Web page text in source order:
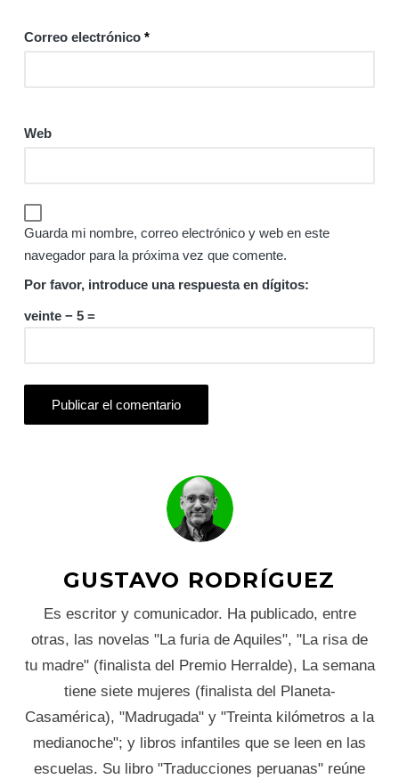
Correo electrónico *
Web
Guarda mi nombre, correo electrónico y web en este
navegador para la próxima vez que comente.
Por favor, introduce una respuesta en dígitos:
veinte − 5 =
GUSTAVO RODRÍGUEZ
Es escritor y comunicador. Ha publicado, entre
otras, las novelas "La furia de Aquiles", "La risa de
tu madre" (finalista del Premio Herralde), La semana
tiene siete mujeres (finalista del Planeta-
Casamérica), "Madrugada" y "Treinta kilómetros a la
medianoche"; y libros infantiles que se leen en las
escuelas. Su libro "Traducciones peruanas" reúne